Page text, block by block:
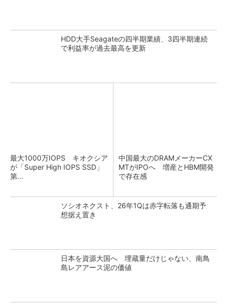
HDD大手Seagateの四半期業績、3四半期連続
で利益率が過去最高を更新
最大1000万IOPS キオクシア
が「Super High IOPS SSD」
第...
中国最大のDRAMメーカーCX
MTがIPOへ 増産とHBM開発
で存在感
ソシオネクスト、26年1Qは赤字転落も通期予
想据え置き
日本を資源大国へ 埋蔵量だけじゃない、南鳥
島レアアース泥の価値